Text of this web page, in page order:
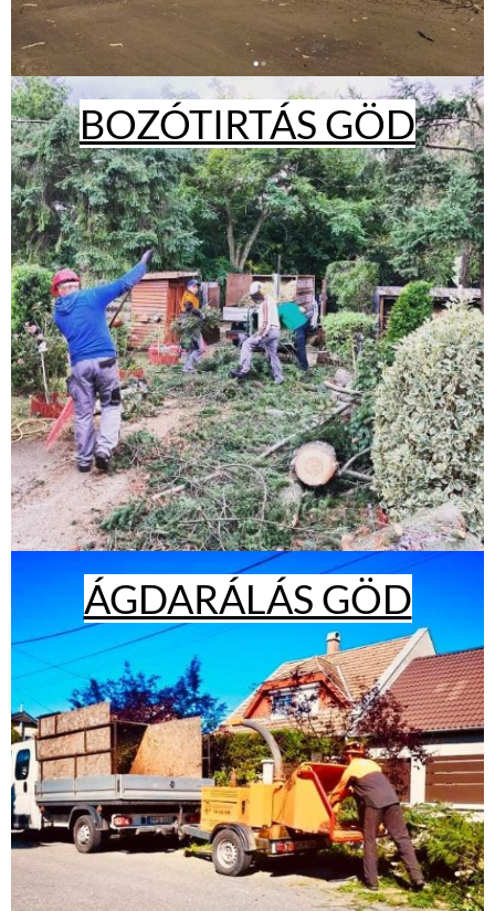
BOZÓTIRTÁS GÖD
ÁGDARÁLÁS GÖD